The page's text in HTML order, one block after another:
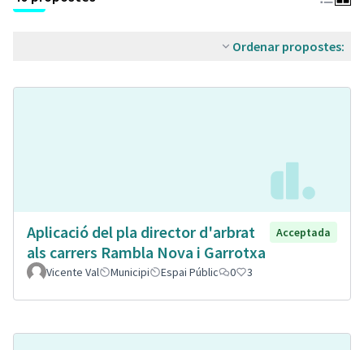
Ordenar propostes:
Aplicació del pla director d'arbrat
als carrers Rambla Nova i Garrotxa
Acceptada
Vicente Val Municipi Espai Públic 0 3